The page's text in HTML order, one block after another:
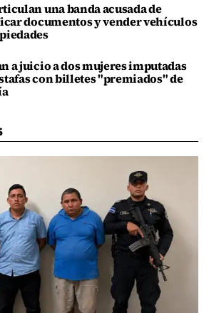
una banda acusada de
documentos y vender vehículos
a juicio a dos mujeres imputadas
con billetes "premiados" de